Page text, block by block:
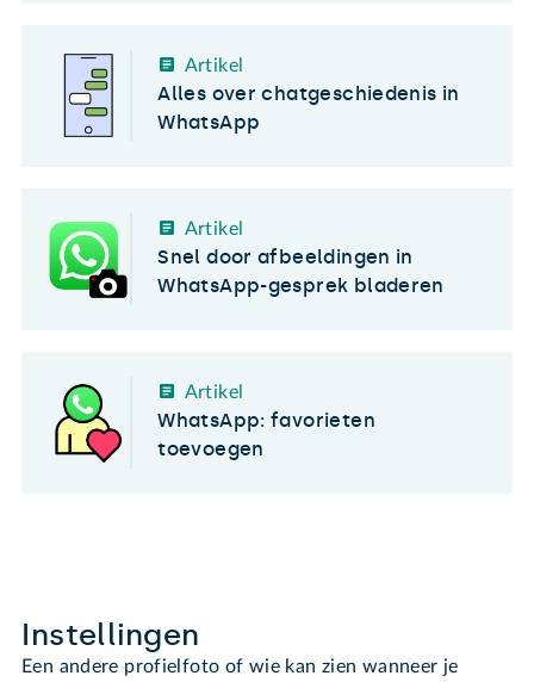
Artikel
Alles over chatgeschiedenis in
WhatsApp
Artikel
Snel door afbeeldingen in
WhatsApp-gesprek bladeren
Artikel
WhatsApp: favorieten
toevoegen
Instellingen
Een andere profielfoto of wie kan zien wanneer je